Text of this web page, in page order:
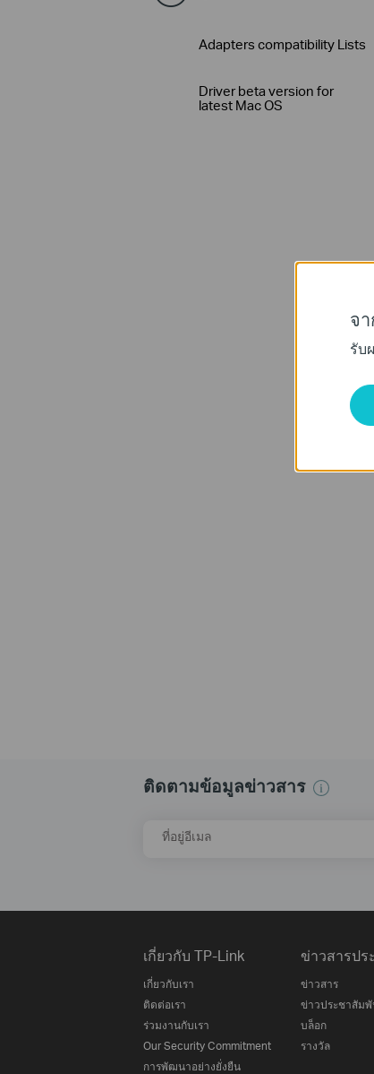
Adapters compatibility Lists
Driver beta version for
latest Mac OS
ติดตามข้อมูลข่าวสาร
ที่อยู่อีเมล
เกี่ยวกับ TP-Link
เกี่ยวกับเรา
ติดต่อเรา
ร่วมงานกับเรา
Our Security Commitment
การพัฒนาอย่างยั่งยืน
ข่าวสารป
ข่าวสาร
ข่าวประชาสัม
บล็อก
รางวัล
จ
รับ